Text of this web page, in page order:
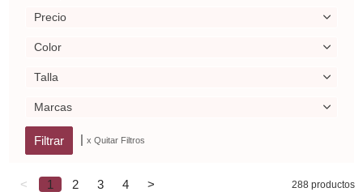
Precio
Color
Talla
Marcas
| x Quitar Filtros
< 1 2 3 4 > 288 productos